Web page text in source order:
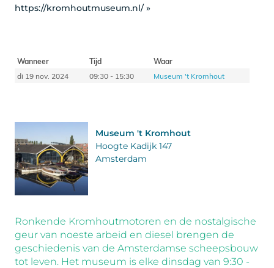
https://kromhoutmuseum.nl/ »
Wanneer Tijd
Waar
di 19 nov. 2024
09:30 - 15:30 Museum 't Kromhout
Museum 't Kromhout
Hoogte Kadijk 147
Amsterdam
Ronkende Kromhoutmotoren en de nostalgische
geur van noeste arbeid en diesel brengen de
geschiedenis van de Amsterdamse scheepsbouw
tot leven. Het museum is elke dinsdag van 9:30 -